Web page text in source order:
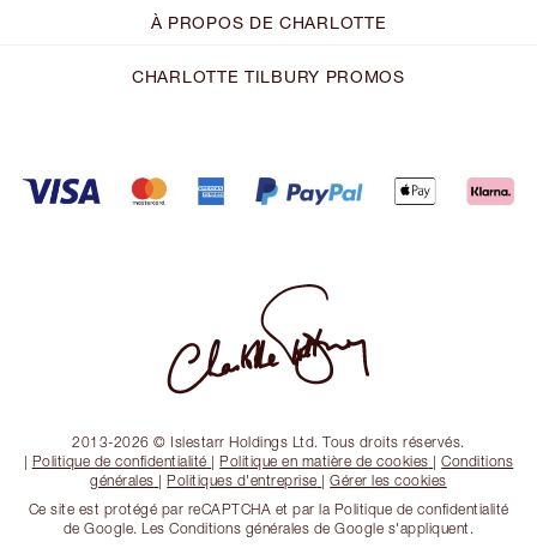
À PROPOS DE CHARLOTTE
CHARLOTTE TILBURY PROMOS
2013-2026 © Islestarr Holdings Ltd. Tous droits réservés.
| Politique de confidentialité |Politique en matière de cookies |Conditions
générales |Politiques d'entreprise |Gérer les cookies
Ce site est protégé par reCAPTCHA et par la Politique de confidentialité
de Google. Les Conditions générales de Google s'appliquent.